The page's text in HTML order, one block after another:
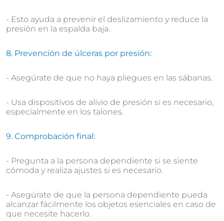
- Esto ayuda a prevenir el deslizamiento y reduce la
presión en la espalda baja.
8. Prevención de úlceras por presión:
- Asegúrate de que no haya pliegues en las sábanas.
- Usa dispositivos de alivio de presión si es necesario,
especialmente en los talones.
9. Comprobación final:
- Pregunta a la persona dependiente si se siente
cómoda y realiza ajustes si es necesario.
- Asegúrate de que la persona dependiente pueda
alcanzar fácilmente los objetos esenciales en caso de
que necesite hacerlo.